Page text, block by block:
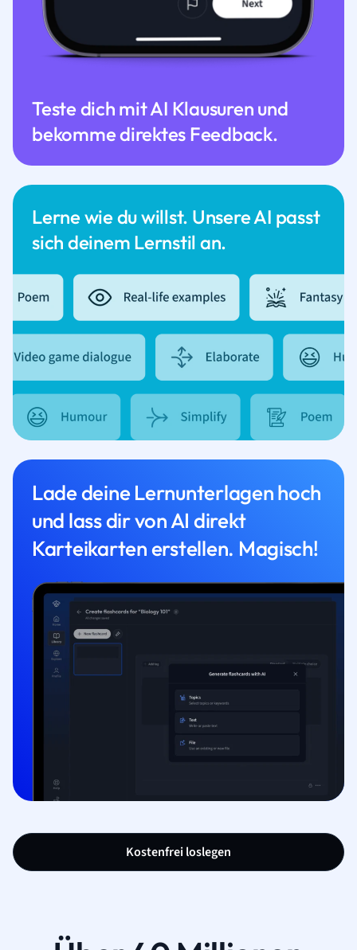
Lerne wie du willst. Unsere AI passt
sich deinem Lernstil an.
Teste dich mit AI Klausuren und
bekomme direktes Feedback.
Lade deine Lernunterlagen hoch
und lass dir von AI direkt
Karteikarten erstellen. Magisch!
Kostenfrei loslegen